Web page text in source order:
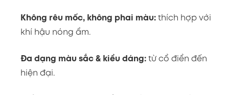
Không rêu mốc, không phai màu: thích hợp với
khí hậu nóng ẩm.
Đa dạng màu sắc & kiểu dáng: từ cổ điển đến
hiện đại.